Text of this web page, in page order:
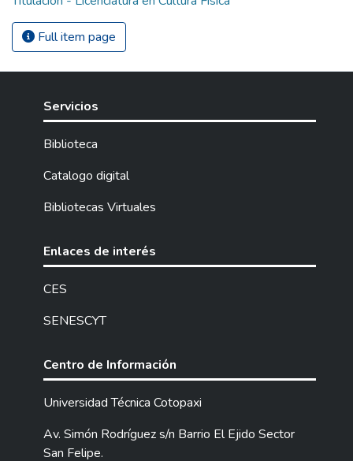
Full item page
Servicios
Biblioteca
Catalogo digital
Bibliotecas Virtuales
Enlaces de interés
CES
SENESCYT
Centro de Información
Universidad Técnica Cotopaxi
Av. Simón Rodríguez s/n Barrio El Ejido Sector
San Felipe.